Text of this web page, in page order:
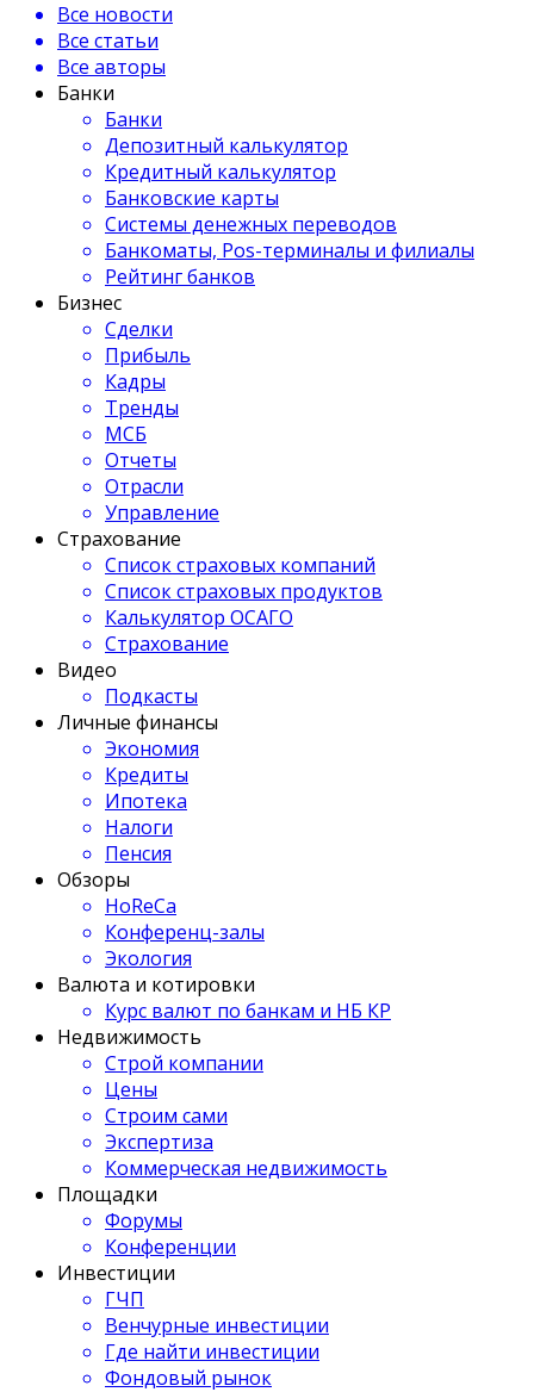
Все новости
Все статьи
Все авторы
Банки
Банки
Депозитный калькулятор
Кредитный калькулятор
Банковские карты
Системы денежных переводов
Банкоматы, Pos-терминалы и филиалы
Рейтинг банков
Бизнес
Сделки
Прибыль
Кадры
Тренды
МСБ
Отчеты
Отрасли
Управление
Страхование
Список страховых компаний
Список страховых продуктов
Калькулятор ОСАГО
Страхование
Видео
Подкасты
Личные финансы
Экономия
Кредиты
Ипотека
Налоги
Пенсия
Обзоры
HoReCa
Конференц-залы
Экология
Валюта и котировки
Курс валют по банкам и НБ КР
Недвижимость
Строй компании
Цены
Строим сами
Экспертиза
Коммерческая недвижимость
Площадки
Форумы
Конференции
Инвестиции
ГЧП
Венчурные инвестиции
Где найти инвестиции
Фондовый рынок